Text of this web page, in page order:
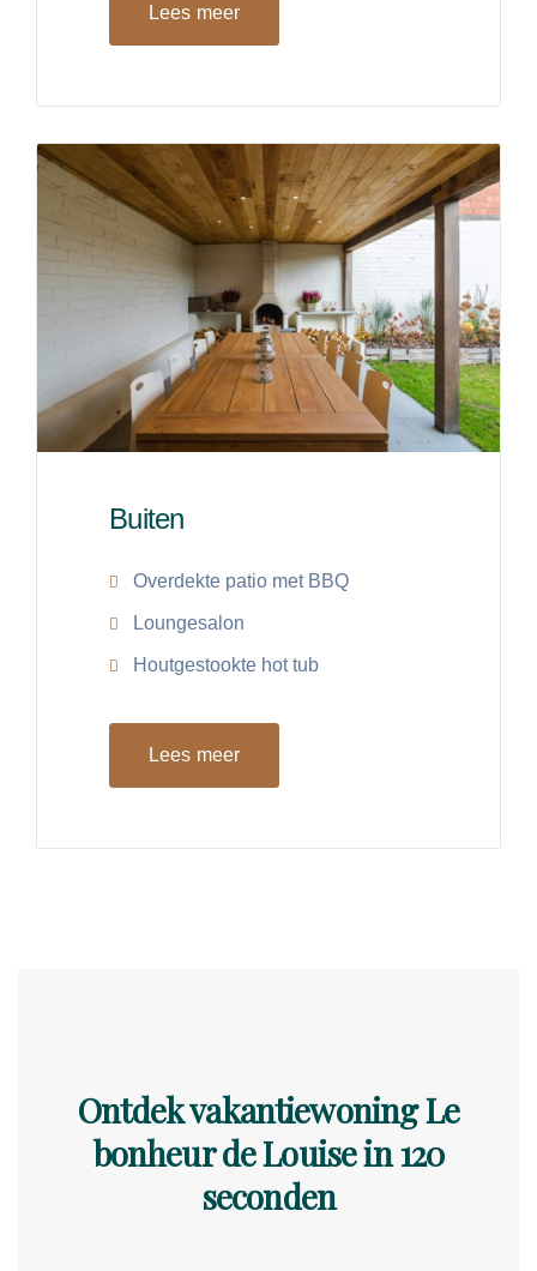
Lees meer
Buiten
Overdekte patio met BBQ
Loungesalon
Houtgestookte hot tub
Lees meer
Ontdek vakantiewoning Le
bonheur de Louise in 120
seconden